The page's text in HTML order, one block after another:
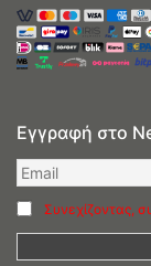
Εγγραφή στο
Συνεχίζοντας,